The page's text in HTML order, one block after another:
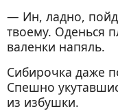
— Ин, ладно,
твоему. Оденься
валенки напяль.
Сибирочка даже
Спешно
из избушки.